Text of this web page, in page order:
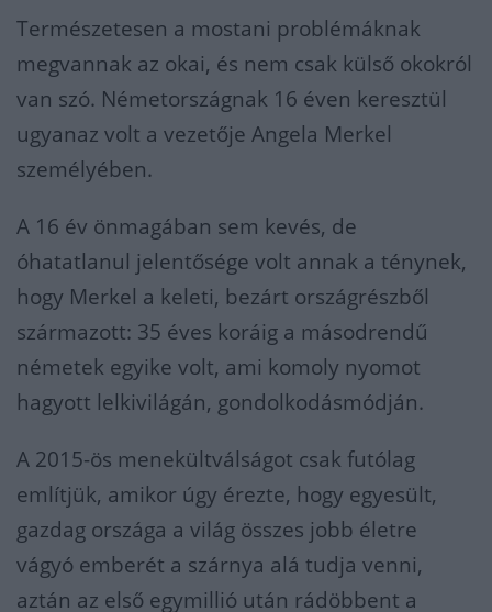
Természetesen a mostani problémáknak
megvannak az okai, és nem csak külső okokról
van szó. Németországnak 16 éven keresztül
ugyanaz volt a vezetője Angela Merkel
személyében.
A 16 év önmagában sem kevés, de
óhatatlanul jelentősége volt annak a ténynek,
hogy Merkel a keleti, bezárt országrészből
származott: 35 éves koráig a másodrendű
németek egyike volt, ami komoly nyomot
hagyott lelkivilágán, gondolkodásmódján.
A 2015-ös menekültválságot csak futólag
említjük, amikor úgy érezte, hogy egyesült,
gazdag országa a világ összes jobb életre
vágyó emberét a szárnya alá tudja venni,
aztán az első egymillió után rádöbbent a